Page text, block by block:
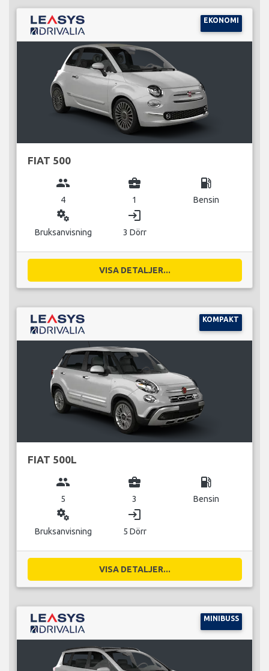
EKONOMI
FIAT 500
group
4
business_center
1
local_gas_station
Bensin
miscellaneous_services
Bruksanvisning
login
3 Dörr
VISA DETALJER...
KOMPAKT
FIAT 500L
group
5
business_center
3
local_gas_station
Bensin
miscellaneous_services
Bruksanvisning
login
5 Dörr
VISA DETALJER...
MINIBUSS